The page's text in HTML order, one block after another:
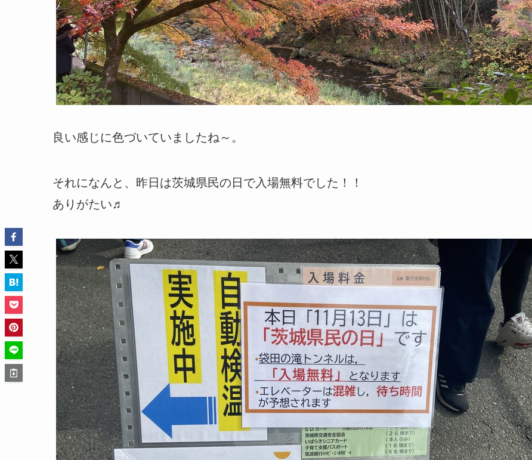
良い感じに色づいていましたね～。
それになんと、昨日は茨城県民の日で入場無料でした！！
ありがたい♬